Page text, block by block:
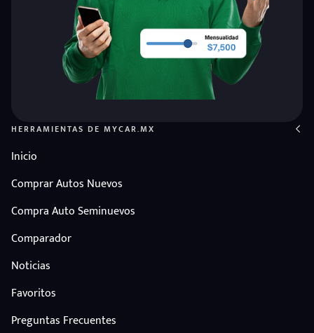
HERRAMIENTAS DE MYCAR.MX
Inicio
Comprar Autos Nuevos
Compra Auto Seminuevos
Comparador
Noticias
Favoritos
Preguntas Frecuentes